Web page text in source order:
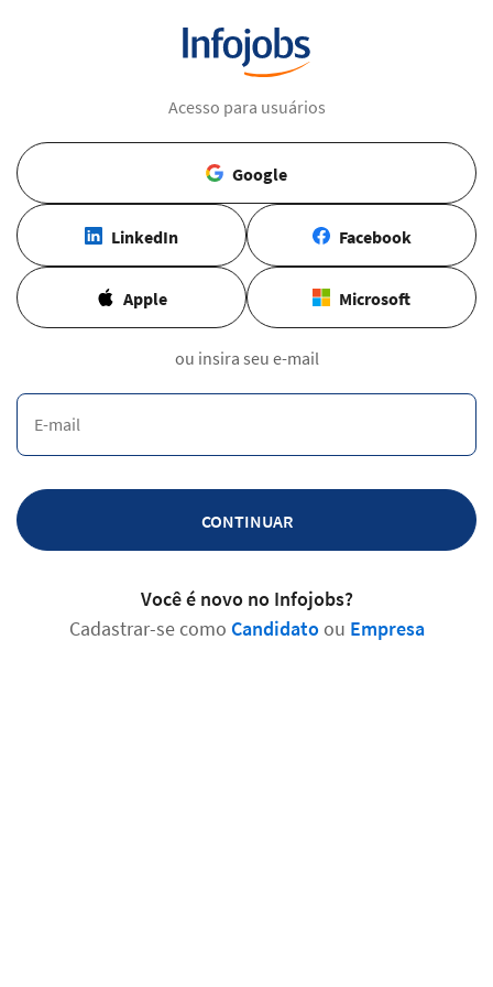
Acesso para usuários
Google
LinkedIn Facebook
Apple Microsoft
ou insira seu e-mail
CONTINUAR
Você é novo no Infojobs?
Cadastrar-se como Candidatoou Empresa